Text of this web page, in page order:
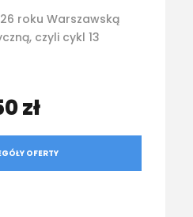
roku Warszawską
czyli cykl 13
zł
OFERTY